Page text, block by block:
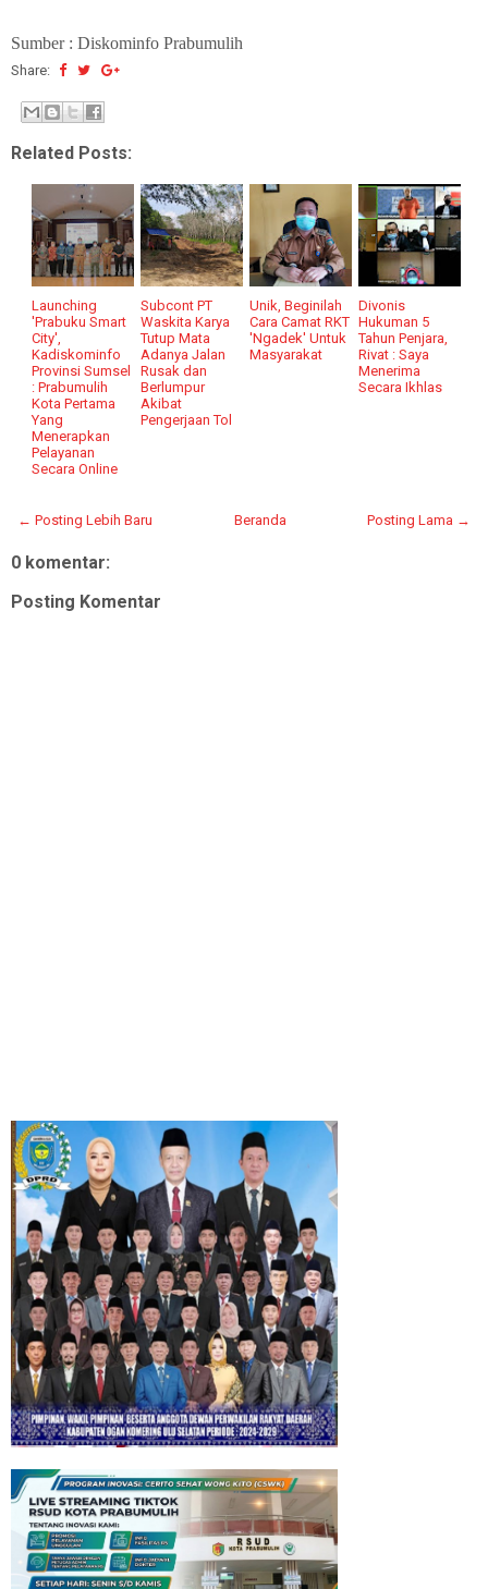
Sumber : Diskominfo Prabumulih
Share:
Related Posts:
Launching
'Prabuku Smart
City',
Kadiskominfo
Provinsi Sumsel
: Prabumulih
Kota Pertama
Yang
Menerapkan
Pelayanan
Secara Online
Subcont PT
Waskita Karya
Tutup Mata
Adanya Jalan
Rusak dan
Berlumpur
Akibat
Pengerjaan Tol
Unik, Beginilah
Cara Camat RKT
'Ngadek' Untuk
Masyarakat
Divonis
Hukuman 5
Tahun Penjara,
Rivat : Saya
Menerima
Secara Ikhlas
← Posting Lebih Baru Posting Lama →
Beranda
0 komentar:
Posting Komentar